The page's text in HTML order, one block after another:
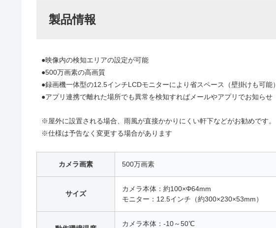
製品情報
●映像内の検知エリアの設定が可能
●500万画素の高画質
●録画機一体型の12.5インチLCDモニターにより省スペース（壁掛けも可能）
●アプリ連携で離れた場所でも異常を検知すればメールやアプリでお知らせ
※屋外に設置される場合、雨風が直接かかりにくい軒下などがお勧めです。
※仕様は予告なく変更する場合があります
カメラ画素 500万画素
サイズ
カメラ本体：約100×Φ64mm
モニター：12.5インチ（約300×230×53mm）
カメラ本体：-10～50℃